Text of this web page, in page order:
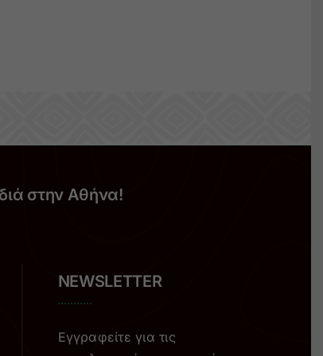
στην Αθήνα!
NEWSLETTER
Εγγραφείτε για τις